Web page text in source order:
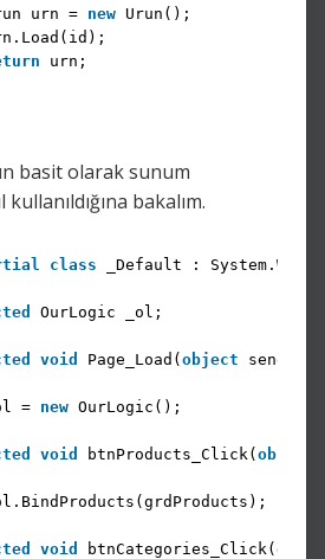
urn = new Urun();
urn;
basit olarak sunum
bakalım.
class
_Default :
OurLogic _ol;
void Page_Load( object
sender,
= new OurLogic();
void btnProducts_Click( object
void btnCategories_Click(